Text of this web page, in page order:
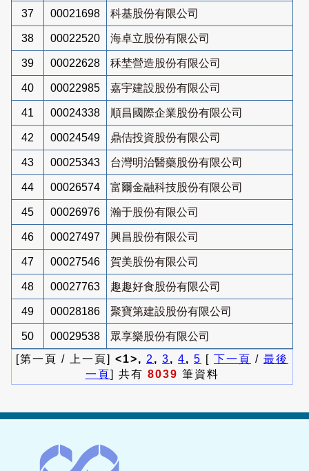
37 00021698 科基股份有限公司
38 00022520 海卓立股份有限公司
39 00022628 秝埜營造股份有限公司
40 00022985 嘉宇建設股份有限公司
41 00024338 順昌國際企業股份有限公司
42 00024549 鼎佶投資股份有限公司
43 00025343 台灣明治醫藥股份有限公司
44 00026574 富爾金融科技股份有限公司
45 00026976 瀚于股份有限公司
46 00027497 興昌股份有限公司
47 00027546 賀美股份有限公司
48 00027763 趣趣好食股份有限公司
49 00028186 聚寶第建設股份有限公司
50 00029538
眾享樂股份有限公司
[第一頁 / 上一頁] <1>, 2 , 3, 4, 5 [ 下一頁 / 最後
一頁] 共有 8039 筆資料